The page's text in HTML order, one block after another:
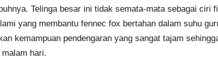
Telinga besar ini tidak semata-mata sebagai ciri
yang membantu fennec fox bertahan dalam suhu
kemampuan pendengaran yang sangat tajam
hari.